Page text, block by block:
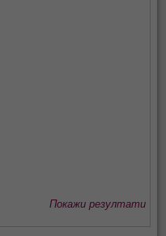
Покажи резултати